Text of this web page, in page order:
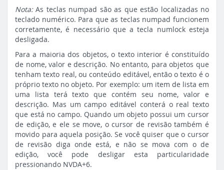
Nota:As teclas numpad são as que estão localizadas no
teclado numérico. Para que as teclas numpad funcionem
corretamente, é necessário que a tecla numlock esteja
desligada.
Para a maioria dos objetos, o texto interior é constituído
de nome, valor e descrição. No entanto, para objetos que
tenham texto real, ou conteúdo editável, então o texto é o
próprio texto no objeto. Por exemplo: um item de lista em
uma lista terá texto que contém seu nome, valor e
descrição. Mas um campo editável conterá o real texto
que está no campo. Quando um objeto possui um cursor
de edição, e ele se move, o cursor de revisão também é
movido para aquela posição. Se você quiser que o cursor
de revisão diga onde está, e não se mova com o de
edição, você pode desligar esta particularidade
pressionando NVDA+6.